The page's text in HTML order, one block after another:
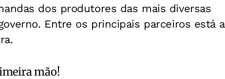
dos produtores das mais diversas
Entre os principais parceiros está a
mão!